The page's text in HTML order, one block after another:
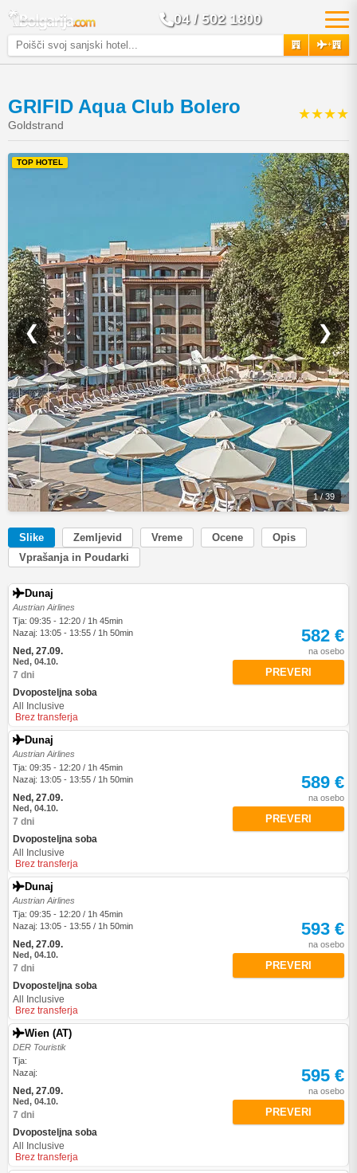
04 / 502 1800
+
GRIFID Aqua Club Bolero
Goldstrand
★★★★
❮ ❯
1 / 39
TOP HOTEL
Slike Zemljevid Vreme Ocene
Opis
Vprašanja in Poudarki
Dunaj
Austrian Airlines
Tja: 09:35 - 12:20 / 1h 45min
Nazaj: 13:05 - 13:55 / 1h 50min
Ned, 27.09.
Ned, 04.10.
7 dni
Dvoposteljna soba
All Inclusive
Brez transferja
582 €
na osebo
PREVERI
Dunaj
Austrian Airlines
Tja: 09:35 - 12:20 / 1h 45min
Nazaj: 13:05 - 13:55 / 1h 50min
Ned, 27.09.
Ned, 04.10.
7 dni
Dvoposteljna soba
All Inclusive
Brez transferja
589 €
na osebo
PREVERI
Dunaj
Austrian Airlines
Tja: 09:35 - 12:20 / 1h 45min
Nazaj: 13:05 - 13:55 / 1h 50min
Ned, 27.09.
Ned, 04.10.
7 dni
Dvoposteljna soba
All Inclusive
Brez transferja
593 €
na osebo
PREVERI
Wien (AT)
DER Touristik
Tja:
Nazaj:
Ned, 27.09.
Ned, 04.10.
7 dni
Dvoposteljna soba
All Inclusive
Brez transferja
595 €
na osebo
PREVERI